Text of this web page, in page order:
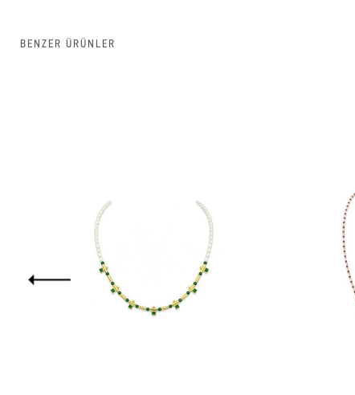
BENZER ÜRÜNLER